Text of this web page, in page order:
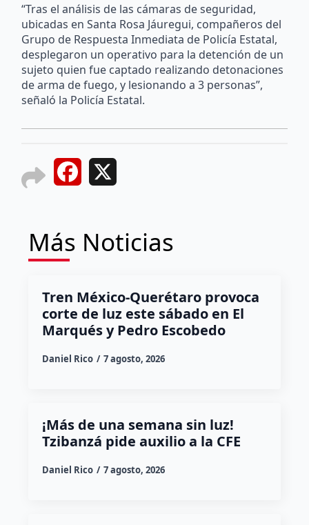
“Tras el análisis de las cámaras de seguridad,
ubicadas en Santa Rosa Jáuregui, compañeros del
Grupo de Respuesta Inmediata de Policía Estatal,
desplegaron un operativo para la detención de un
sujeto quien fue captado realizando detonaciones
de arma de fuego, y lesionando a 3 personas”,
señaló la Policía Estatal.
Facebook
Más Noticias
Tren México-Querétaro provoca
corte de luz este sábado en El
Marqués y Pedro Escobedo
Daniel Rico 7 agosto, 2026
¡Más de una semana sin luz!
Tzibanzá pide auxilio a la CFE
Daniel Rico 7 agosto, 2026